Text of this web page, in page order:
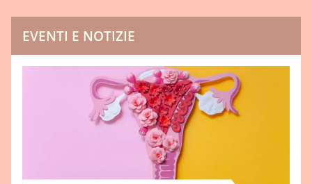
EVENTI E NOTIZIE